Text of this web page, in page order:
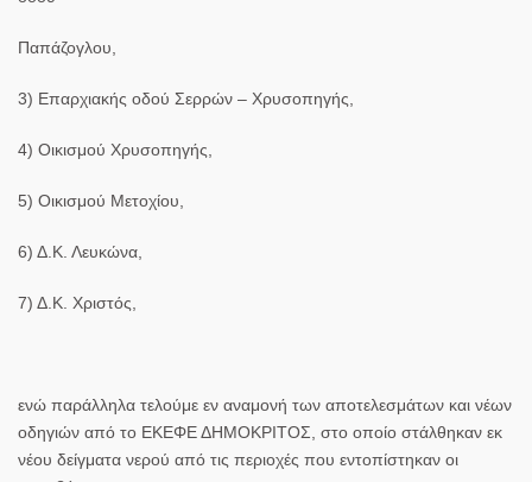
Παπάζογλου,
3) Επαρχιακής οδού Σερρών – Χρυσοπηγής,
4) Οικισμού Χρυσοπηγής,
5) Οικισμού Μετοχίου,
6) Δ.Κ. Λευκώνα,
7) Δ.Κ. Χριστός,
ενώ παράλληλα τελούμε εν αναμονή των αποτελεσμάτων και νέων
οδηγιών από το ΕΚΕΦΕ ΔΗΜΟΚΡΙΤΟΣ , στο οποίο στάλθηκαν εκ
νέου δείγματα νερού από τις περιοχές που εντοπίστηκαν οι